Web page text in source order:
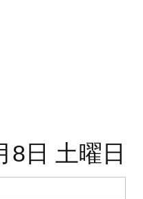
8日 土曜日